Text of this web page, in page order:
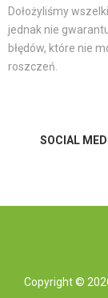
Dołożyliśmy
jednak nie
błędów, które nie
roszczeń.
SOCIAL
Copyright ©